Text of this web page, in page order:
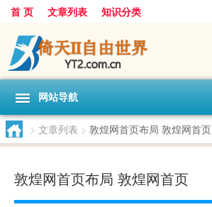
首 页 文章列表 知识分类
网站导航
> 文章列表 > 敦煌网首页布局 敦煌网首页
敦煌网首页布局 敦煌网首页